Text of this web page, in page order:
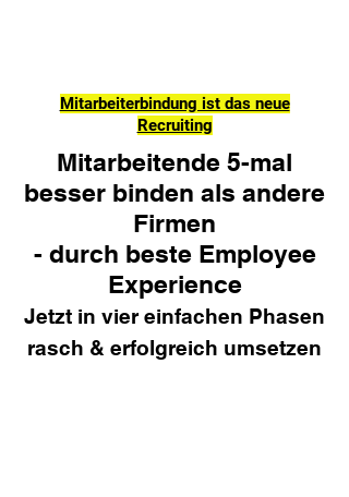
Mitarbeiterbindung ist das neue
Recruiting
Mitarbeitende 5-mal
besser binden als andere
Firmen
- durch beste Employee
Experience
Jetzt in vier einfachen Phasen
rasch & erfolgreich umsetzen